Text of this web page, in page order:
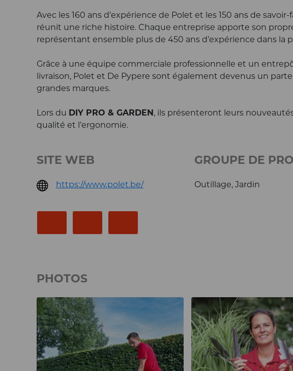
Avec les 160 ans d’expérience de Polet et les 150 ans de
réunit une riche histoire. Chaque entreprise apporte son
représentant ensemble plus de 450 ans d’expérience dans la
Grâce à une équipe commerciale professionnelle et un
livraison, Polet et De Pypere sont également devenus un
grandes marques.
Lors du DIY PRO & GARDEN, ils présenteront leurs
qualité et l’ergonomie.
SITE WEB
https://www.polet.be/
GROUPE DE
Outillage, Jardin
PHOTOS